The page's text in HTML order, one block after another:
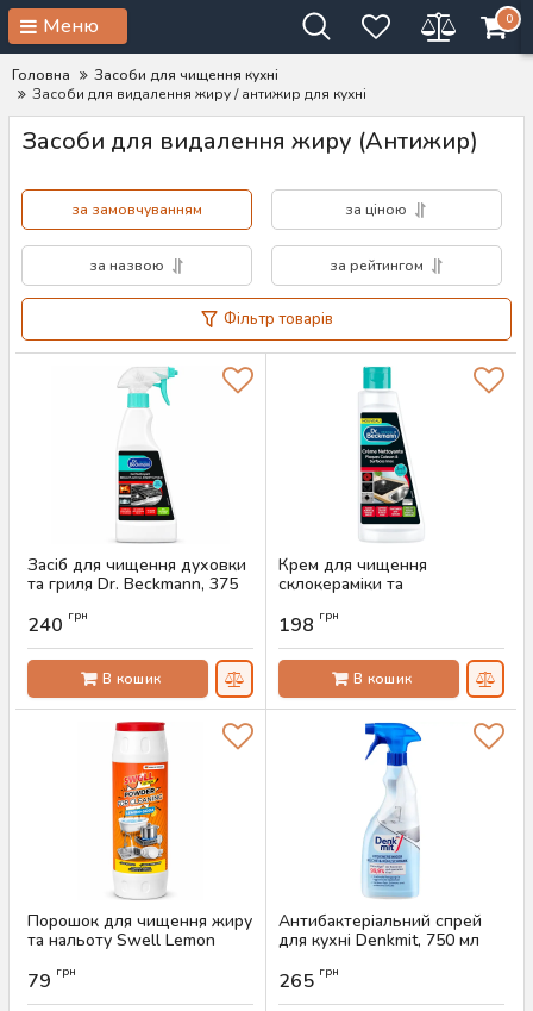
Меню 0
Головна
Засоби для чищення кухні
Засоби для видалення жиру / антижир для кухні
Засоби для видалення жиру (Антижир)
за замовчуванням за ціною
за назвою за рейтингом
Фільтр товарів
Засіб для чищення духовки
та гриля Dr. Beckmann, 375
Артикул:
240 грн
В кошик
Крем для чищення
склокераміки та
Beckmann, 250 мл
Артикул:AS-00823
198 грн
В кошик
Порошок для чищення жиру
та нальоту Swell Lemon
Артикул:
79 грн
Антибактеріальний спрей
для кухні Denkmit, 750 мл
265 грн